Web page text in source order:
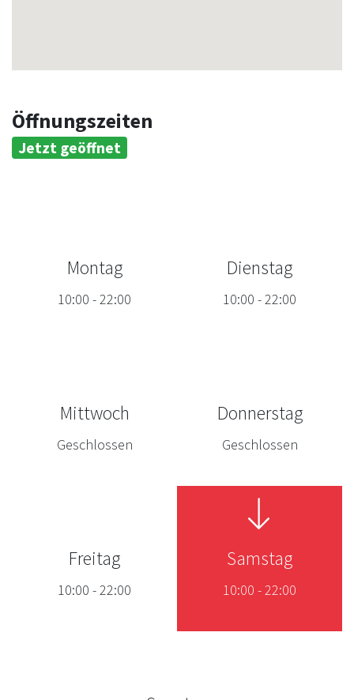
Öffnungszeiten
Jetzt geöffnet
Montag
10:00 -22:00
Dienstag
10:00 -22:00
Mittwoch
Geschlossen
Donnerstag
Geschlossen
Freitag
10:00 -22:00
Samstag
10:00 -22:00